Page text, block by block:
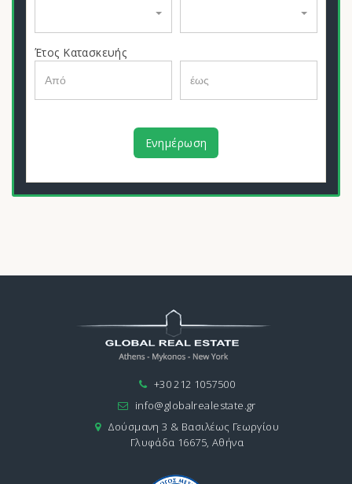
Έτος Κατασκευής
Ενημέρωση
+30 212 1057500
info@globalrealestate.gr
Δούσμανη 3 & Βασιλέως Γεωργίου
Γλυφάδα 16675, Αθήνα